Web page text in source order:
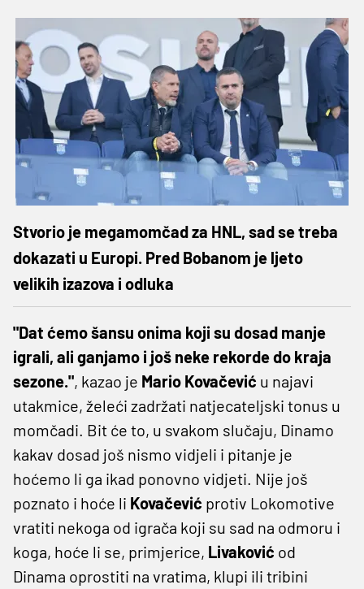
Stvorio je megamomčad za HNL, sad se treba
dokazati u Europi. Pred Bobanom je ljeto
velikih izazova i odluka
"Dat ćemo šansu onima koji su dosad manje
igrali, ali ganjamo i još neke rekorde do kraja
sezone.", kazao je Mario Kovačević u najavi
utakmice, želeći zadržati natjecateljski tonus u
momčadi. Bit će to, u svakom slučaju, Dinamo
kakav dosad još nismo vidjeli i pitanje je
hoćemo li ga ikad ponovno vidjeti. Nije još
poznato i hoće li Kovačević protiv Lokomotive
vratiti nekoga od igrača koji su sad na odmoru i
koga, hoće li se, primjerice, Livaković od
Dinama oprostiti na vratima, klupi ili tribini